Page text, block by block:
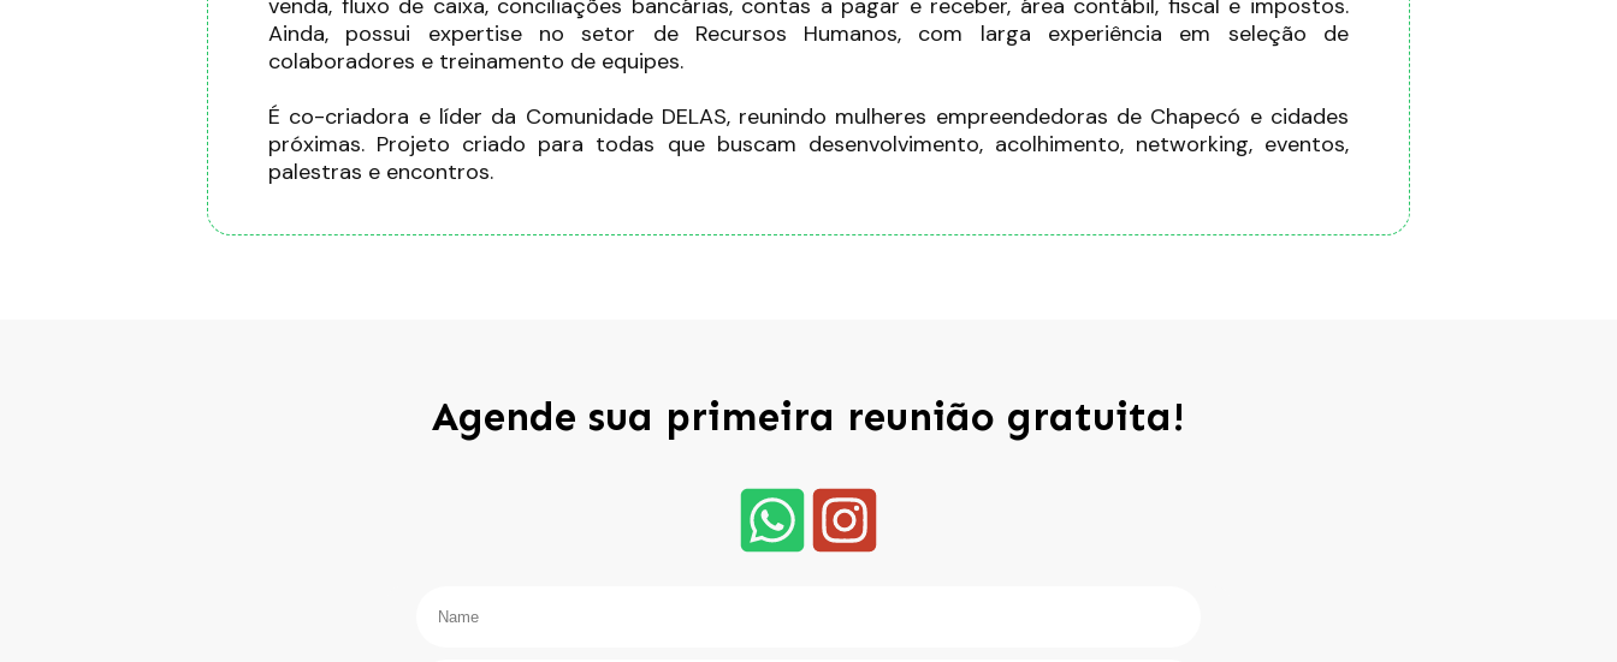
venda, fluxo de caixa, conciliações bancárias, contas a pagar e receber, área contábil, fiscal e impostos.
Ainda, possui expertise no setor de Recursos Humanos, com larga experiência em seleção de
colaboradores e treinamento de equipes.
É co-criadora e líder da Comunidade DELAS, reunindo mulheres empreendedoras de Chapecó e cidades
próximas. Projeto criado para todas que buscam desenvolvimento, acolhimento, networking, eventos,
palestras e encontros.
Agende sua primeira reunião gratuita!